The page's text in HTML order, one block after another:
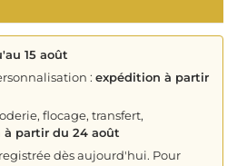
15 août
: expédition à partir
flocage, transfert,
à partir du 24 août
dès aujourd'hui. Pour